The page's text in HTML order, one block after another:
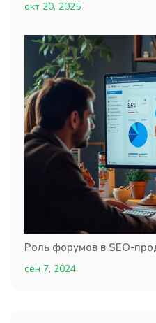
окт 20, 2025
Роль форумов в SEO-
сен 7, 2024